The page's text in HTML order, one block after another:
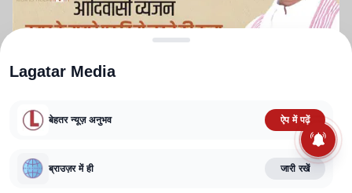
TERMS AND CONDITIONS
CORRECTIONS POLICY
FACT CHECKING POLICY
Lagatar Media
बेहतर न्यूज़ अनुभव ऐप में पढ़ें
ब्राउज़र में ही जारी रखें